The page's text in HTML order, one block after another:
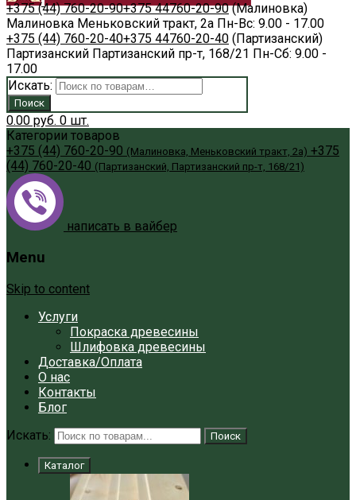
+375 (44) 760-20-90+375 44760-20-90 (Малиновка)
Малиновка Меньковский тракт, 2а Пн-Вс: 9.00 - 17.00
+375 (44) 760-20-40+375 44760-20-40 (Партизанский)
Партизанский Партизанский пр-т, 168/21 Пн-Сб: 9.00 -
17.00
Искать:
Поиск
0.00 руб. 0 шт.
Категории товаров
+375 (44) 760-20-90 (Малиновка, Меньковский тракт, 2а) +375
(44) 760-20-40 (Партизанский, Партизанский пр-т, 168/21)
написать в вайбер
Menu
Skip to content
Услуги
Покраска древесины
Шлифовка древесины
Доставка/Оплата
О нас
Контакты
Блог
Искать:
Поиск
Каталог